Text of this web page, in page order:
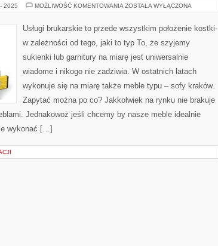
2025 MOŻLIWOŚĆ KOMENTOWANIA PRZEDE
ORYGINALNY
ZOSTAŁA WYŁĄCZONA
Usługi brukarskie to przede wszystkim położenie kostki-
w zależności od tego, jaki to typ To, że szyjemy
sukienki lub garnitury na miarę jest uniwersalnie
wiadome i nikogo nie zadziwia. W ostatnich latach
wykonuje się na miarę także meble typu – sofy kraków.
Zapytać można po co? Jakkolwiek na rynku nie brakuje
Jednakowoż jeśli chcemy by nasze meble idealnie
wykonać […]